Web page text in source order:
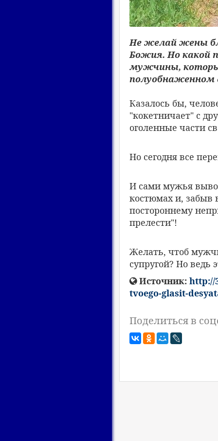
Не желай жены
Божия. Но какой
мужчины,
полуобнаженном
Казалось бы,
"кокетничает" с
оголенные части
Но сегодня все
И сами мужья
костюмах и, забыв
постороннему
прелести"!
Желать, чтоб
супругой? Но ведь
Источник: http://
tvoego-glasit-
Поделиться в